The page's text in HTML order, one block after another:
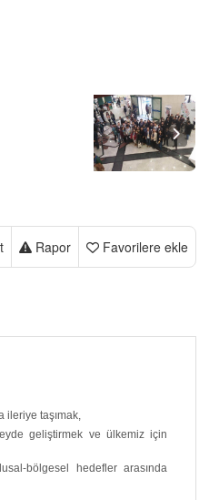
Favorilere ekle
Rapor
ileriye taşımak,
geliştirmek ve ülkemiz için
bölgesel hedefler arasında